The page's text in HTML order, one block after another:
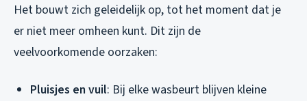
Het bouwt zich geleidelijk op, tot het moment dat je
er niet meer omheen kunt. Dit zijn de
veelvoorkomende oorzaken:
Pluisjes en vuil: Bij elke wasbeurt blijven kleine